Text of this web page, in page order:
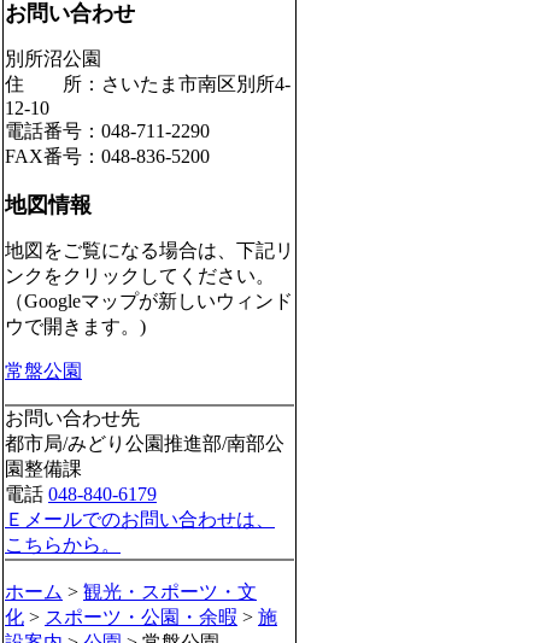
お問い合わせ
別所沼公園
住 所：さいたま市南区別所4-
12-10
電話番号：048-711-2290
FAX番号：048-836-5200
地図情報
地図をご覧になる場合は、下記リ
ンクをクリックしてください。
（Googleマップが新しいウィンド
ウで開きます。)
常盤公園
お問い合わせ先
都市局/みどり公園推進部/南部公
園整備課
電話 048-840-6179
Ｅメールでのお問い合わせは、
こちらから。
ホーム > 観光・スポーツ・文
化 > スポーツ・公園・余暇 > 施